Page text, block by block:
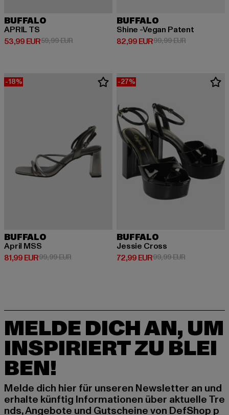
BUFFALO
APRIL TS
53,99 EUR
Derzeitiger Preis: 53,99 EUR
59,99 EURAktionspreis: 59,99 EUR
BUFFALO
Shine -Vegan Patent
82,99 EUR
Derzeitiger Preis: 82,99 EUR
99,99 EURAktionspreis:
-18%
BUFFALO
April MSS
81,99 EUR
Derzeitiger Preis: 81,99 EUR
99,99 EURAktionspreis: 99,99 EUR
-27%
BUFFALO
Jessie Cross
72,99 EUR
Derzeitiger Preis: 72,99 EUR
99,99 EURAktionspreis:
MELDE DICH AN, UM
INSPIRIERT ZU BLEI
BEN!
Melde dich hier für unseren Newsletter an und
erhalte künftig Informationen über aktuelle Tre
nds, Angebote und Gutscheine von DefShop p